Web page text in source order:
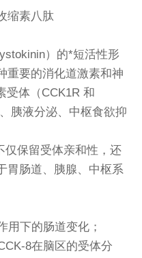
缩素八肽
）的*短活性形
重要的消化道激素和神
受体（CCK1R 和
胰液分泌、中枢食欲抑
仅保留受体亲和性，还
胃肠道、胰腺、中枢系
用下的肠道变化；
8在脑区的受体分